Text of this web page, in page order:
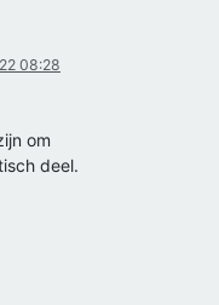
08:28
om
deel.